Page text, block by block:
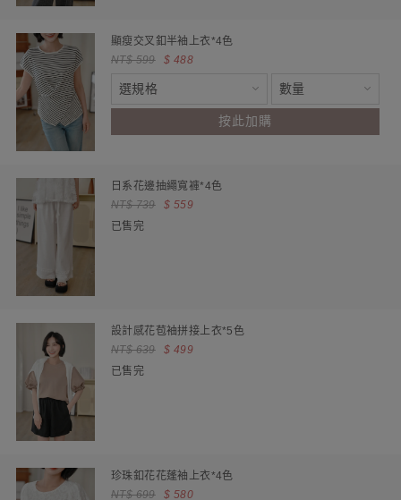
顯瘦交叉釦半袖上衣*4色
NT$ 599
$ 488
按此加購
日系花邊抽繩寬褲*4色
NT$ 739
$ 559
已售完
設計感花苞袖拼接上衣*5色
NT$ 639
$ 499
已售完
珍珠釦花花蓬袖上衣*4色
NT$ 699
$ 580